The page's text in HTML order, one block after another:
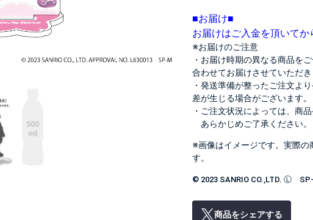
■お届け■
お届けはご入金を頂いてか
※お届けのご注意
・お届け時期の異なる商品を
合わせてお届けさせていただき
・発送準備が整ったご注文よ
差が生じる場合がございます。
・ご注文状況によっては、商
あらかじめご了承ください。
※画像はイメージです。実際の
す。
© 2023 SANRIO CO.,LTD. Ⓛ
商品をシェアする